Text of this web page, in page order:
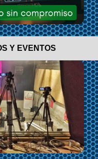
Y EVENTOS